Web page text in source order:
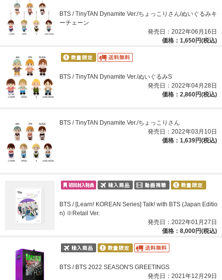
BTS / TinyTAN Dynamite Ver./ちょっこりさん/ぬいぐるみキ
ーチェーン
発売日：2022年06月16日
価格：1,650円(税込)
BTS / TinyTAN Dynamite Ver./ぬいぐるみS
発売日：2022年04月28日
価格：2,860円(税込)
BTS / TinyTAN Dynamite Ver./ちょっこりさん
発売日：2022年03月10日
価格：1,639円(税込)
BTS / [Learn! KOREAN Series] Talk! with BTS (Japan Editio
n) ※Retail Ver.
発売日：2022年01月27日
価格：8,000円(税込)
BTS / BTS 2022 SEASON'S GREETINGS
発売日：2021年12月29日